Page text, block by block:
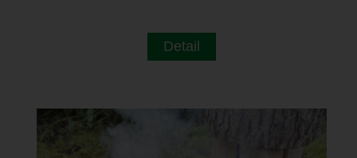
Detail